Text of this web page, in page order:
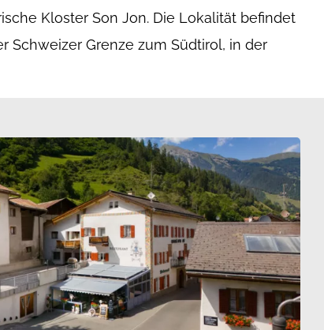
Kloster Son Jon. Die Lokalität befindet
Schweizer Grenze zum Südtirol, in der